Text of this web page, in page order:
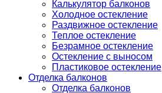
Калькулятор балконов
Холодное остекление
Раздвижное остекление
Теплое остекление
Безрамное остекление
Остекление с выносом
Пластиковое остекление
Отделка балконов
Отделка балконов